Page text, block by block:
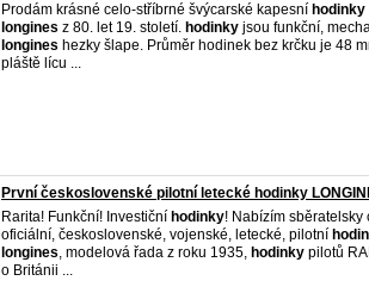
Prodám krásné celo-stříbrné švýcarské kapesní hodinky
longines z 80. let 19. století. hodinky jsou funkční,
longines hezky šlape. Průměr hodinek bez krčku je 48
pláště lícu ...
První československé pilotní letecké hodinky
Rarita! Funkční! Investiční hodinky! Nabízím sběratelsky
oficiální, československé, vojenské, letecké, pilotní
longines, modelová řada z roku 1935, hodinky pilotů
o Británii ...